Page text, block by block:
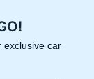
exclusive car